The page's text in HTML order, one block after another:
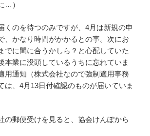
…）
くのを待つのみですが、4月は新規の申
、かなり時間がかかるとの事。次にお
でに間に合うかしら？と心配していた
本業に没頭しているうちに忘れていま
用通知（株式会社なので強制適用事務
は、4月13日付確認のものが届いていま
の郵便受けを見ると、協会けんぽから